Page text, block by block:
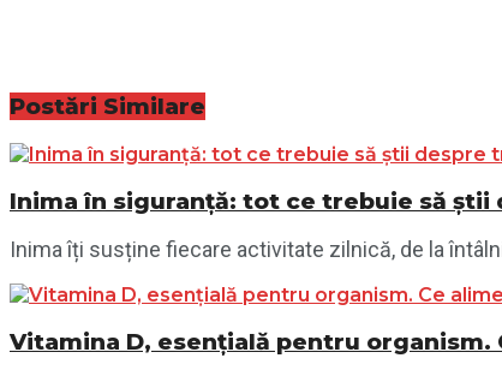
Postări Similare
Inima în siguranță: tot ce trebuie să
Inima îți susține fiecare activitate zilnică, de la
Vitamina D, esențială pentru